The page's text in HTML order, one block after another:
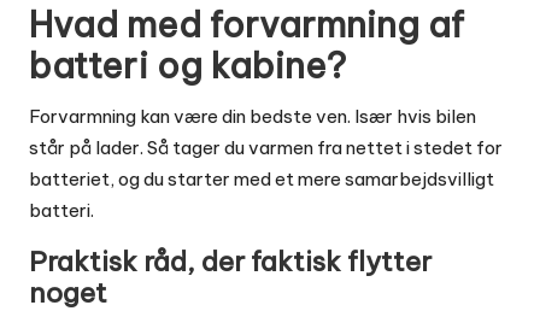
Hvad med forvarmning af
batteri og kabine?
Forvarmning kan være din bedste ven. Især hvis bilen
står på lader. Så tager du varmen fra nettet i stedet for
batteriet, og du starter med et mere samarbejdsvilligt
batteri.
Praktisk råd, der faktisk flytter
noget